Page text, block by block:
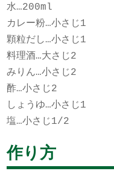
水…200ml
カレー粉…小さじ1
顆粒だし…小さじ1
料理酒…大さじ2
みりん…小さじ2
酢…小さじ2
しょうゆ…小さじ1
塩…小さじ1/2
作り方